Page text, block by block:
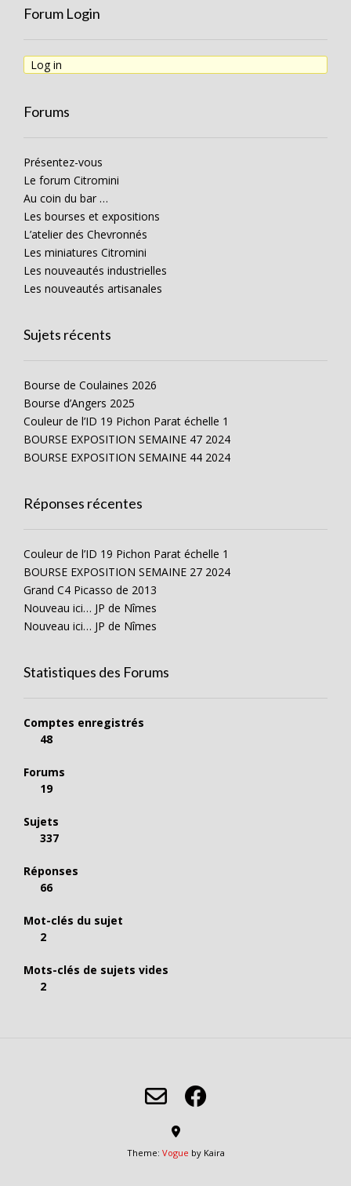
Forum Login
Log in
Forums
Présentez-vous
Le forum Citromini
Au coin du bar …
Les bourses et expositions
L’atelier des Chevronnés
Les miniatures Citromini
Les nouveautés industrielles
Les nouveautés artisanales
Sujets récents
Bourse de Coulaines 2026
Bourse d’Angers 2025
Couleur de l’ID 19 Pichon Parat échelle 1
BOURSE EXPOSITION SEMAINE 47 2024
BOURSE EXPOSITION SEMAINE 44 2024
Réponses récentes
Couleur de l’ID 19 Pichon Parat échelle 1
BOURSE EXPOSITION SEMAINE 27 2024
Grand C4 Picasso de 2013
Nouveau ici… JP de Nîmes
Nouveau ici… JP de Nîmes
Statistiques des Forums
Comptes enregistrés
48
Forums
19
Sujets
337
Réponses
66
Mot-clés du sujet
2
Mots-clés de sujets vides
2
Theme: Vogue by Kaira